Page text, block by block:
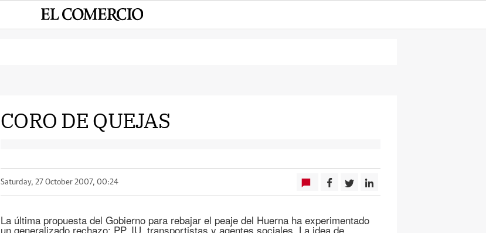
CORO DE QUEJAS
Saturday, 27 October 2007, 00:24
La última propuesta del Gobierno para rebajar el peaje del Huerna ha experimentado
un generalizado rechazo: PP, IU, transportistas y agentes sociales. La idea de